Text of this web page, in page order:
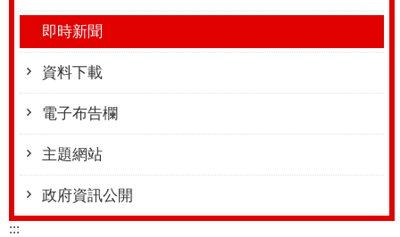
即時新聞
資料下載
電子布告欄
主題網站
政府資訊公開
:::